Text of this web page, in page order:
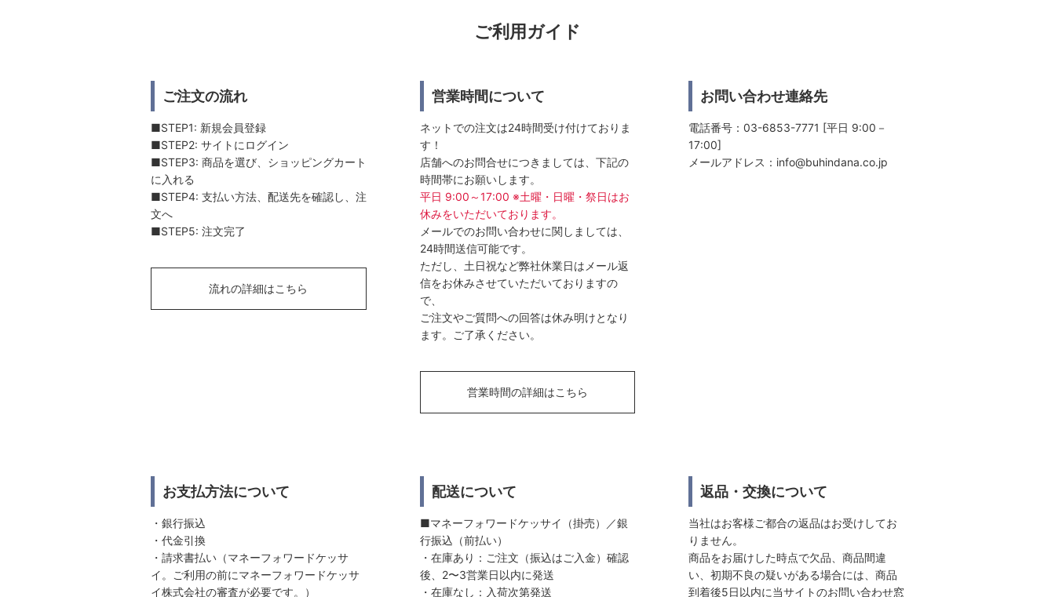
ご利用ガイド
ご注文の流れ
■STEP1: 新規会員登録
■STEP2: サイトにログイン
■STEP3: 商品を選び、ショッピングカート
に入れる
■STEP4: 支払い方法、配送先を確認し、注
文へ
■STEP5: 注文完了
流れの詳細はこちら
営業時間について
ネットでの注文は24時間受け付けておりま
す！
店舗へのお問合せにつきましては、下記の
時間帯にお願いします。
平日 9:00～17:00 ※土曜・日曜・祭日はお
休みをいただいております。
メールでのお問い合わせに関しましては、
24時間送信可能です。
ただし、土日祝など弊社休業日はメール返
信をお休みさせていただいておりますの
で、
ご注文やご質問への回答は休み明けとなり
ます。ご了承ください。
営業時間の詳細はこちら
お問い合わせ連絡先
電話番号：03-6853-7771 [平日 9:00－
17:00]
メールアドレス： info@buhindana.co.jp
お支払方法について
・銀行振込
・代金引換
・請求書払い（マネーフォワードケッサ
イ。ご利用の前にマネーフォワードケッサ
イ株式会社の審査が必要です。）
配送について
■マネーフォワードケッサイ（掛売）／銀
行振込（前払い）
・在庫あり：ご注文（振込はご入金）確認
後、2〜3営業日以内に発送
・在庫なし：入荷次第発送
返品・交換について
当社はお客様ご都合の返品はお受けしてお
りません。
商品をお届けした時点で欠品、商品間違
い、初期不良の疑いがある場合には、商品
到着後5日以内に当サイトのお問い合わせ窓